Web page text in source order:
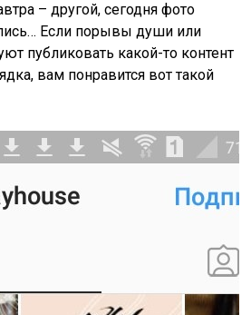
– другой, сегодня фото
Если порывы души или
публиковать какой-то контент
вам понравится вот такой